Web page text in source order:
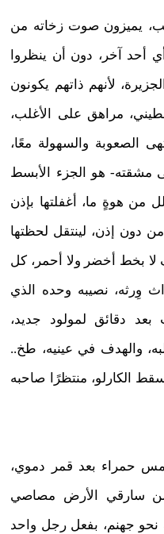
يميزون صوت زخاته من
أحد آخر، دون أن ينظروا
لأنهم ذاتهم يكونون
مراهق على الأغلب،
الصعوبة والسهولة معًا،
مشقته- هو الجزء الأبسط
من هوةٍ ما، أغفلتها بإذن
من دون إذن، لينتقل لحظتها
لا بخط أخضر ولا أحمر، كل
وِرثه، نصيبه وحده الذي
بعد دقائق لمولود جديد،
والهدف في عينيه، طخ..
الكارلو، منتظرًا صاحبه
حمراء بعد قمر دموي،
من سارقي الأرض مصاصي
نحو جهنم، بفعل رجل واحد